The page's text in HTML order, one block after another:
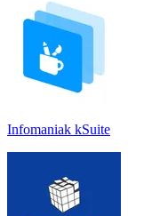
Infomaniak kSuite